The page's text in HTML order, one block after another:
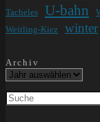
Tacheles U-bahn
Weitling-Kiez
winter
Archiv